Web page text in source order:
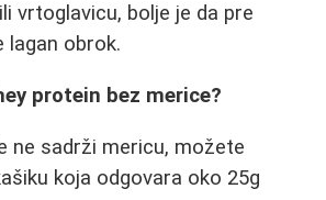
vrtoglavicu, bolje je da pre
lagan obrok.
protein bez merice?
ne sadrži mericu, možete
koja odgovara oko 25g